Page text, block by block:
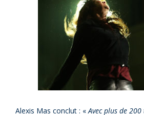
Alexis Mas conclut : «Avec plus de